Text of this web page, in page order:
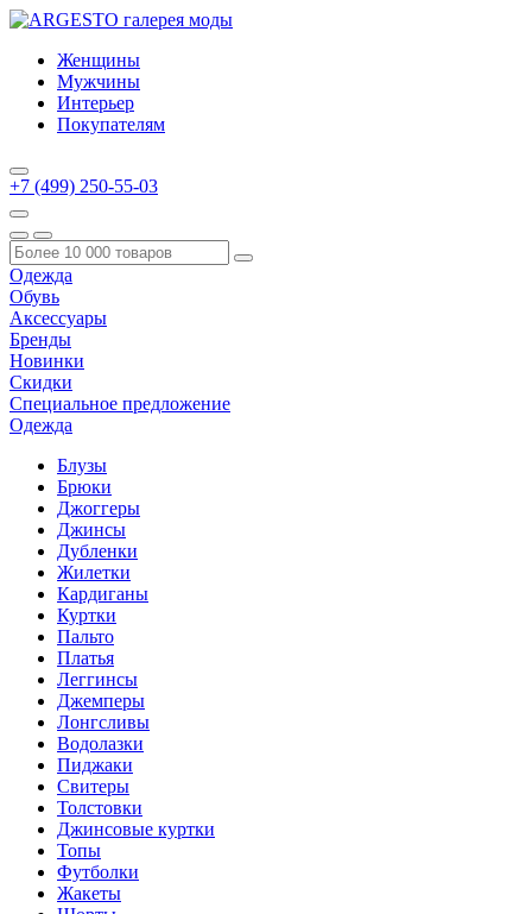
Женщины
Мужчины
Интерьер
Покупателям
+7 (499) 250-55-03
Одежда
Обувь
Аксессуары
Бренды
Новинки
Скидки
Специальное предложение
Одежда
Блузы
Брюки
Джоггеры
Джинсы
Дубленки
Жилетки
Кардиганы
Куртки
Пальто
Платья
Леггинсы
Джемперы
Лонгсливы
Водолазки
Пиджаки
Свитеры
Толстовки
Джинсовые куртки
Топы
Футболки
Жакеты